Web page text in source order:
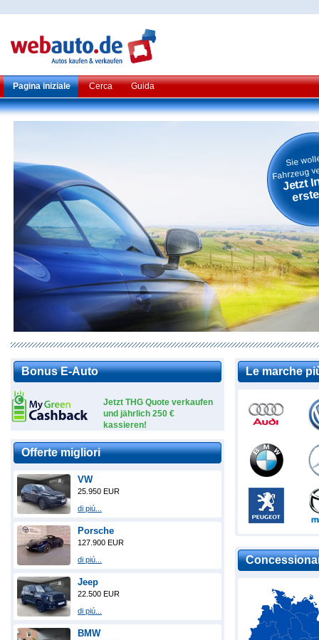
Pagina iniziale Cerca Guida
Sie
Fahrzeug
Jetzt
Bonus E-Auto
Jetzt THG Quote verkaufen
und jährlich 250 €
kassieren!
Offerte migliori
VW
25.950 EUR
di piú...
Porsche
127.900 EUR
di piú...
Jeep
22.500 EUR
di piú...
BMW
Le marche